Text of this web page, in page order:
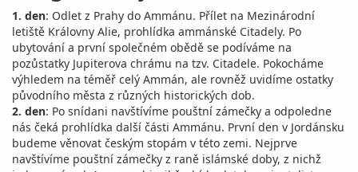
1. den: Odlet z Prahy do Ammánu. Přílet na Mezinárodní
letiště Královny Alie, prohlídka ammánské Citadely. Po
ubytování a první společném obědě se podíváme na
pozůstatky Jupiterova chrámu na tzv. Citadele. Pokocháme
výhledem na téměř celý Ammán, ale rovněž uvidíme ostatky
původního města z různých historických dob.
2. den: Po snídani navštívíme pouštní zámečky a odpoledne
nás čeká prohlídka další části Ammánu. První den v Jordánsku
budeme věnovat českým stopám v této zemi. Nejprve
navštívíme pouštní zámečky z raně islámské doby, z nichž